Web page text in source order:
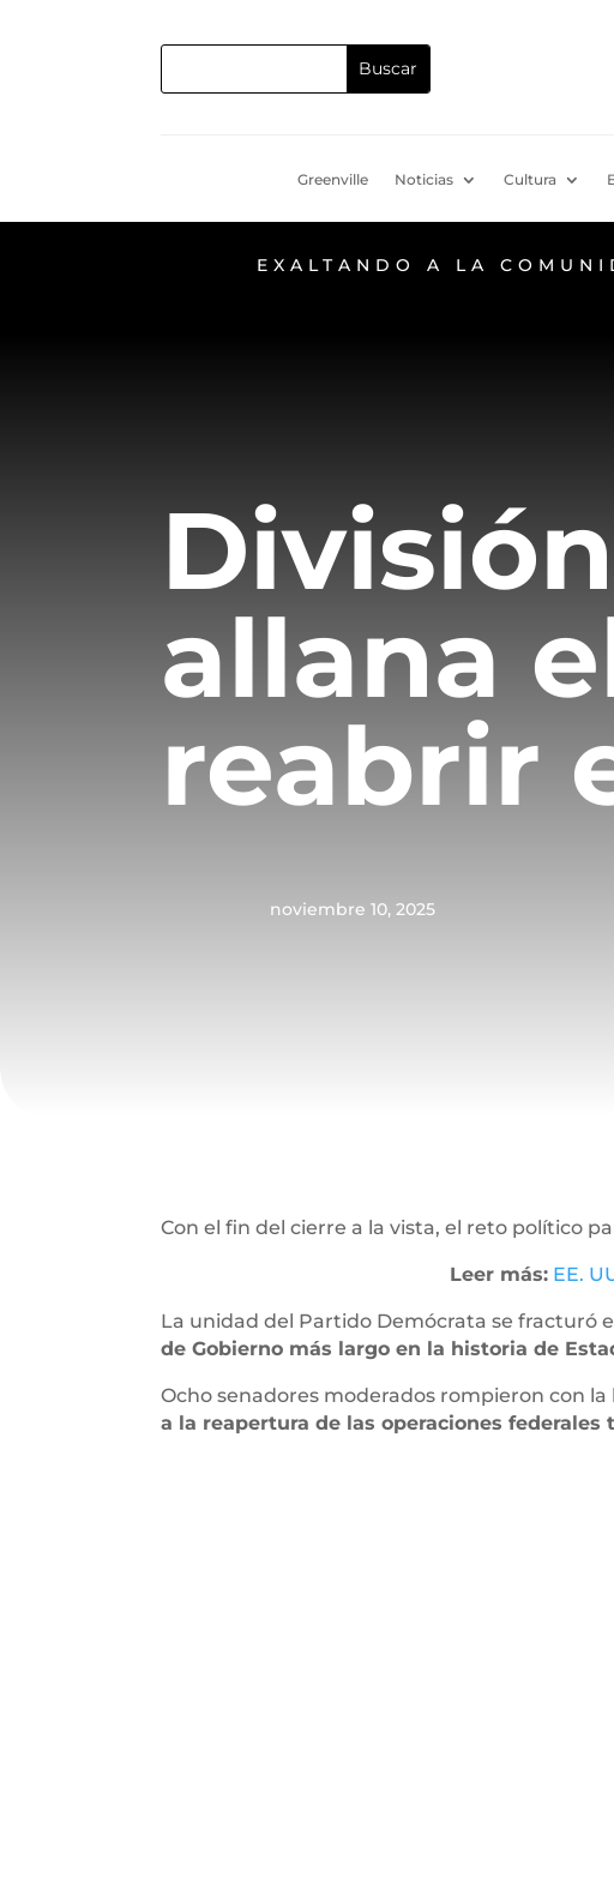
Greenville Noticias Cultura
EXALTANDO A LA
allana
reabrir
noviembre 10, 2025
Con el fin del cierre a la vista, el reto político
Leer más: EE.
La unidad del Partido Demócrata se fracturó
de Gobierno más largo en la historia de
Ocho senadores moderados rompieron con
a la reapertura de las operaciones federales